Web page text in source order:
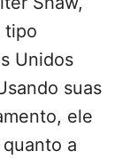
tipo
Unidos
suas
ele
a